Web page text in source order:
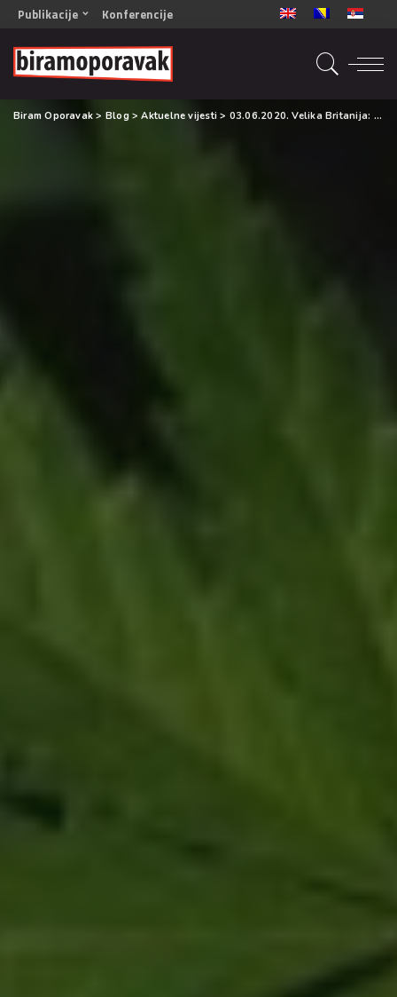
Publikacije
OPORAVAK- Naš zajednički cilj BiH/CG
OPORAVAK- Naš zajednički cilj SRB
RECOVERY- Our common goal ENG
OPORAVAK- Naš zajednički cilj 2
Konferencije
Biram Oporavak > Blog >Aktuelne vijesti > 03.06.2020. Velika Britanija: Visokopotentna marihuana povećava rizik od anksioznosti i ovisnosti